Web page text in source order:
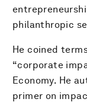
philanthropic
He coined
“corporate
Economy. He
primer on